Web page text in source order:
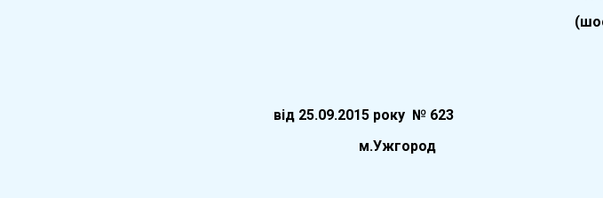
(
вiд 25.09.2015 року № 623
м.Ужгород